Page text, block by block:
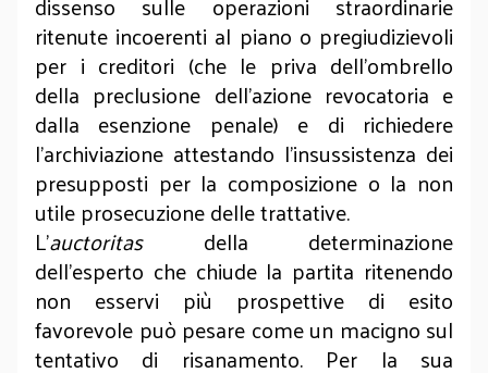
ritenute incoerenti al piano o pregiudizievoli
per i creditori (che le priva dell’ombrello
della preclusione dell’azione revocatoria e
dalla esenzione penale) e di richiedere
l’archiviazione attestando l’insussistenza dei
presupposti per la composizione o la non
utile prosecuzione delle trattative.
L’auctoritasdella determinazione
dell'esperto che chiude la partita ritenendo
non esservi più prospettive di esito
favorevole può pesare come un macigno sul
tentativo di risanamento. Per la sua